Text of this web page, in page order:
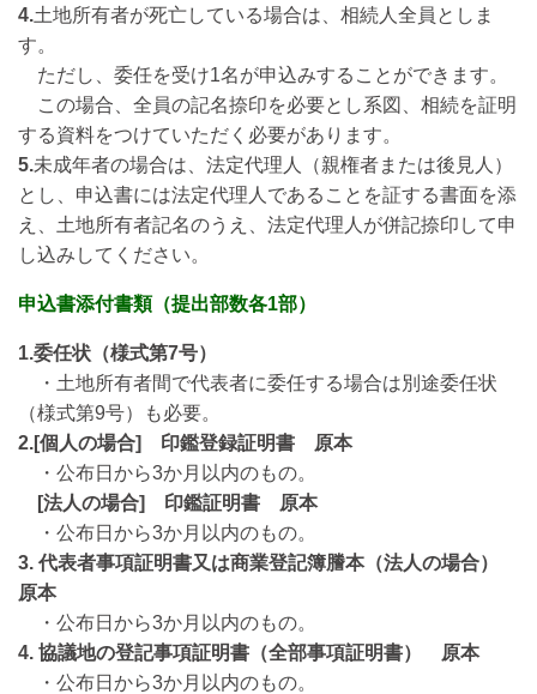
4.土地所有者が死亡している場合は、相続人全員としま
す。
ただし、委任を受け1名が申込みすることができます。
この場合、全員の記名捺印を必要とし系図、相続を証明
する資料をつけていただく必要があります。
5.未成年者の場合は、法定代理人（親権者または後見人）
とし、申込書には法定代理人であることを証する書面を添
え、土地所有者記名のうえ、法定代理人が併記捺印して申
し込みしてください。
申込書添付書類（提出部数各1部）
1.委任状（様式第7号）
・土地所有者間で代表者に委任する場合は別途委任状
（様式第9号）も必要。
2.[個人の場合] 印鑑登録証明書 原本
・公布日から3か月以内のもの。
[法人の場合] 印鑑証明書 原本
・公布日から3か月以内のもの。
3. 代表者事項証明書又は商業登記簿謄本（法人の場合）
原本
・公布日から3か月以内のもの。
4. 協議地の登記事項証明書（全部事項証明書） 原本
・公布日から3か月以内のもの。